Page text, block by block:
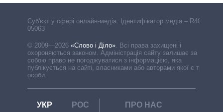
Cуб'єкт у сфері онлайн-медіа. Ідентифікатор медіа – R40-
05063
© 2009—2026 «Слово і Діло». Всі права захищені і
охороняються законом. Адміністрація сайту залишає за
собою право не погоджуватися з інформацією, яка
публікується на сайті, власниками або авторами якої є треті
особи.
УКР РОС
ПРО НАС